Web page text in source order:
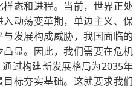
态和进程。当前，世界正处
动荡变革期，单边主义、保
发展构成威胁，我国面临的
显。因此，我们需要在危机
过构建新发展格局为2035年
标夯实基础。这就要求我们